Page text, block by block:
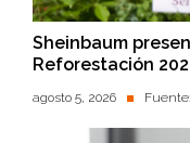
Sheinbaum
Reforestación
agosto 5, 2026 Fuente: